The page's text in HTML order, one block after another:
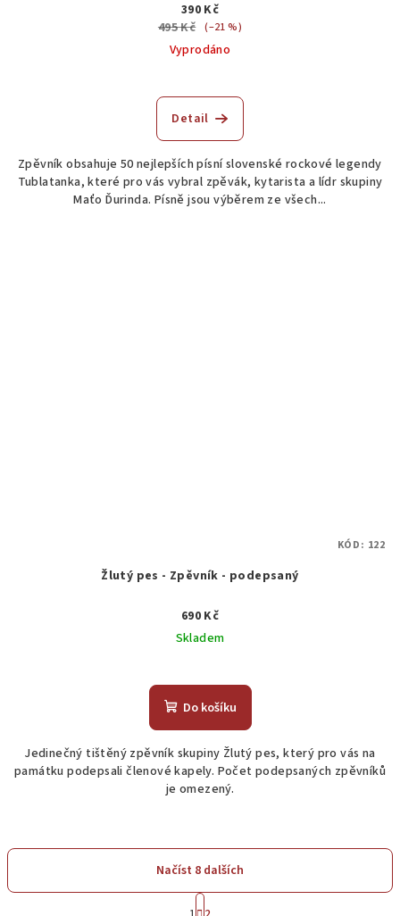
390 Kč
495 Kč (–21 %)
Vyprodáno
hodnocení
produktu
z
5
hvězdiček.
Detail
Zpěvník obsahuje 50 nejlepších písní slovenské rockové legendy
Tublatanka, které pro vás vybral zpěvák, kytarista a lídr skupiny
Maťo Ďurinda. Písně jsou výběrem ze všech...
Žlutý pes - Zpěvník - podepsaný
690 Kč
Skladem
hodnocení
produktu
z
5
hvězdiček.
Do košíku
Jedinečný tištěný zpěvník skupiny Žlutý pes, který pro vás na
památku podepsali členové kapely. Počet podepsaných zpěvníků
je omezený.
KÓD: 122
Načíst 8 dalších
S